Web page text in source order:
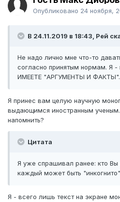
Опубликовано 24 ноября,
В 24.11.2019 в 18:43, Рей
Не надо лично мне что-то
согласно принятым нормам. Я
ИМЕЕТЕ "АРГУМЕНТЫ И
Я принес вам целую научную
выдающимся иностранным
напомнить?
Цитата
Я уже спрашивал ранее: кто Вы
каждый может быть "инкогнито"
Я - всего лишь текст на экране